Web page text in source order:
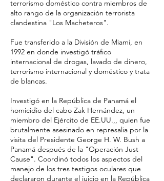
terrorismo doméstico contra miembros de
alto rango de la organización terrorista
clandestina "Los Macheteros".
Fue transferido a la División de Miami, en
1992 en donde investigó tráfico
internacional de drogas, lavado de dinero,
terrorismo internacional y doméstico y trata
de blancas.
Investigó en la República de Panamá el
homicidio del cabo Zak Hernández, un
miembro del Ejército de EE.UU.,, quien fue
brutalmente asesinado en represalia por la
visita del Presidente George H. W. Bush a
Panamá después de la "Operación Just
Cause". Coordinó todos los aspectos del
manejo de los tres testigos oculares que
declararon durante el juicio en la República